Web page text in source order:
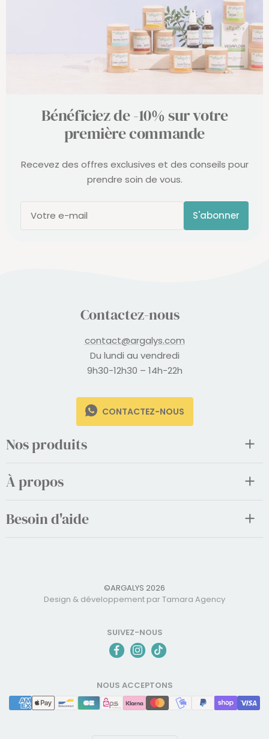
Bénéficiez de -10% sur votre
première commande
Recevez des offres exclusives et des conseils pour
prendre soin de vous.
Votre e-mail S'abonner
Contactez-nous
contact@argalys.com
Du lundi au vendredi
9h30-12h30 – 14h-22h
CONTACTEZ-NOUS
Nos produits
À propos
Besoin d'aide
©ARGALYS 2026
Design & développement par Tamara Agency
SUIVEZ-NOUS
NOUS ACCEPTONS